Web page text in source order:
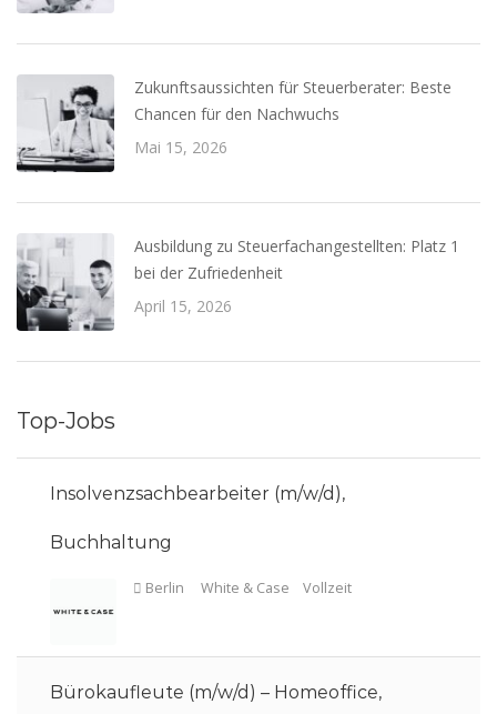
Zukunftsaussichten für Steuerberater: Beste
Chancen für den Nachwuchs
Mai 15, 2026
Ausbildung zu Steuerfachangestellten: Platz 1
bei der Zufriedenheit
April 15, 2026
Top-Jobs
Insolvenzsachbearbeiter (m/w/d),
Buchhaltung
Bürokaufleute (m/w/d) – Homeoffice,